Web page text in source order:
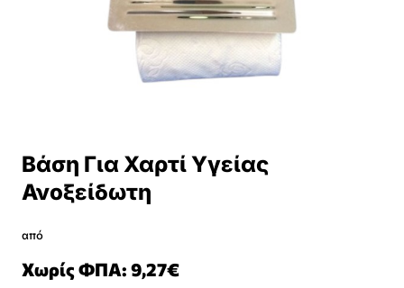
Βάση Για Χαρτί Υγείας
Ανοξείδωτη
από
Χωρίς ΦΠΑ: 9,27€